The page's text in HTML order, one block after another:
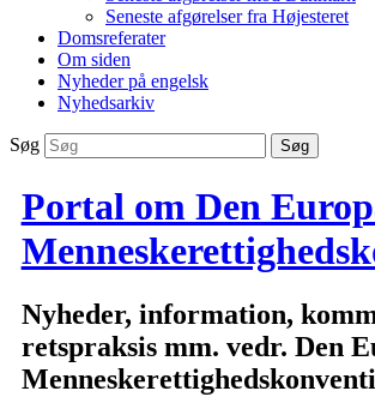
Seneste afgørelser fra Højesteret
Domsreferater
Om siden
Nyheder på engelsk
Nyhedsarkiv
Søg
Portal om Den
Nyheder, information,
retspraksis mm. vedr. Den